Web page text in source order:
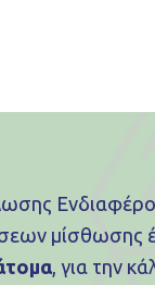
μίσθωσης
, για την